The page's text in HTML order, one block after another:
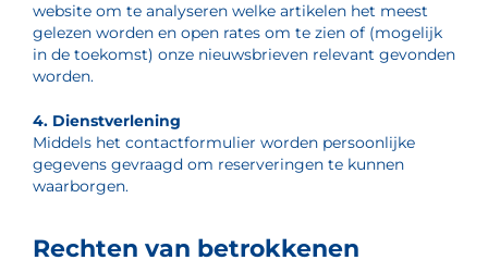
website om te analyseren welke artikelen het meest
gelezen worden en open rates om te zien of (mogelijk
in de toekomst) onze nieuwsbrieven relevant gevonden
worden.
4. Dienstverlening
Middels het contactformulier worden persoonlijke
gegevens gevraagd om reserveringen te kunnen
waarborgen.
Rechten van betrokkenen